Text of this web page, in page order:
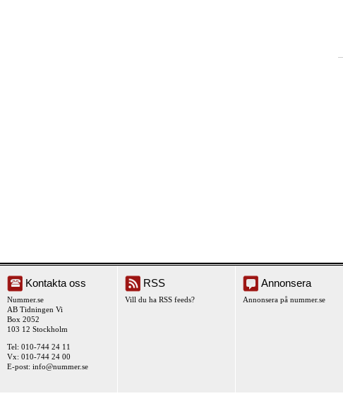
Kontakta oss
Nummer.se
AB Tidningen Vi
Box 2052
103 12 Stockholm
Tel: 010-744 24 11
Vx: 010-744 24 00
E-post: info@nummer.se
RSS
Vill du ha RSS feeds?
Annonsera
Annonsera på nummer.se